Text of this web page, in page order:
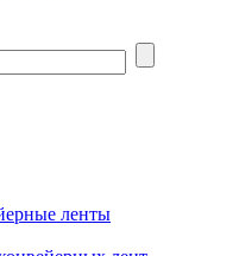
ленты